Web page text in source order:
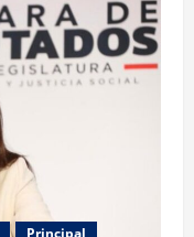
Principal